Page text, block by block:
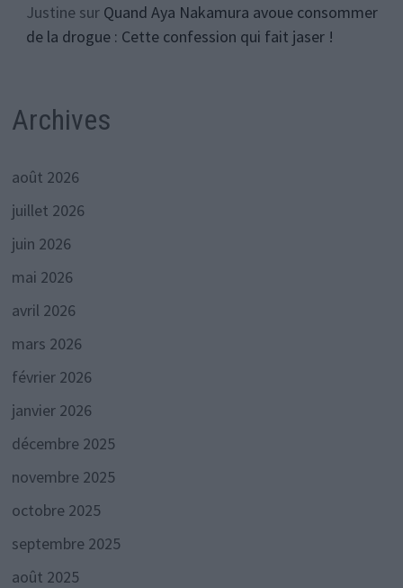
Justinesur Quand Aya Nakamura avoue consommer
de la drogue : Cette confession qui fait jaser !
Archives
août 2026
juillet 2026
juin 2026
mai 2026
avril 2026
mars 2026
février 2026
janvier 2026
décembre 2025
novembre 2025
octobre 2025
septembre 2025
août 2025